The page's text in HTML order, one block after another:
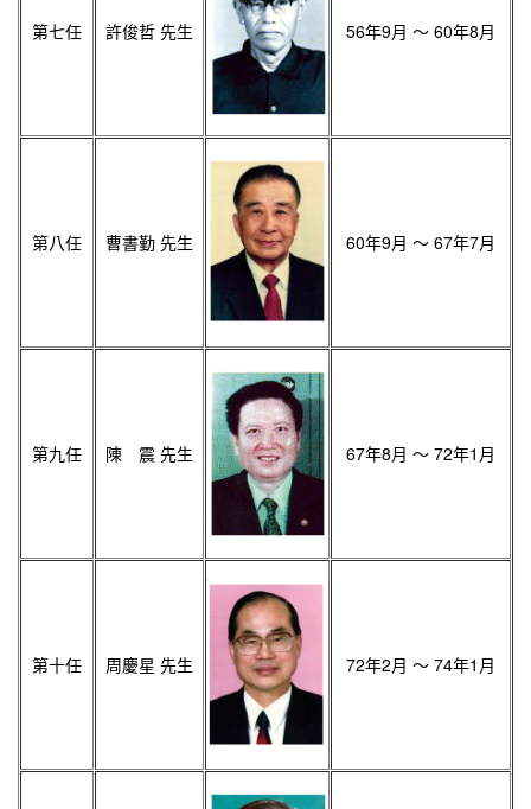
第七任 許俊哲 先生 56年9月 ～ 60年8月
第八任 曹書勤 先生 60年9月 ～ 67年7月
第九任 陳 震 先生 67年8月 ～ 72年1月
第十任 周慶星 先生 72年2月 ～ 74年1月